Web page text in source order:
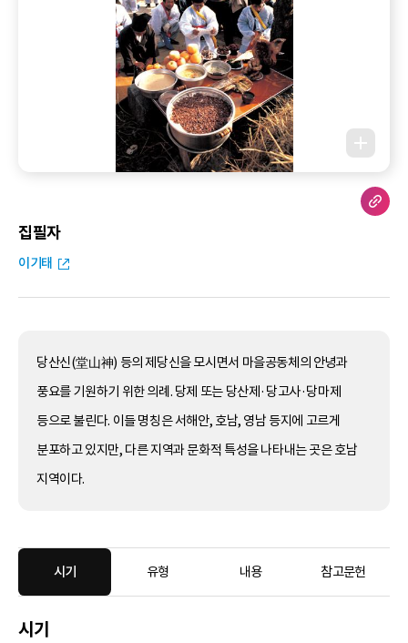
집필자
이기태
당산신(堂山神) 등의 제당신을 모시면서 마을공동체의 안녕과
풍요를 기원하기 위한 의례. 당제 또는 당산제·당고사·당마제
등으로 불린다. 이들 명칭은 서해안, 호남, 영남 등지에 고르게
분포하고 있지만, 다른 지역과 문화적 특성을 나타내는 곳은 호남
지역이다.
시기 유형 내용 참고문헌
시기